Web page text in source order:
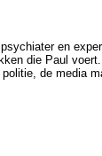
en
die Paul
de media